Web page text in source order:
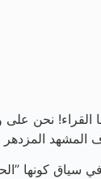
القراء! نحن
المزدهر
سياق كونها